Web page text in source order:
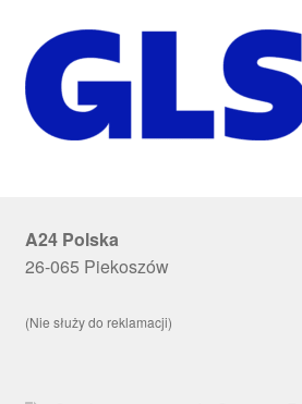
A24 Polska
26-065 Piekoszów
(Nie służy do reklamacji)